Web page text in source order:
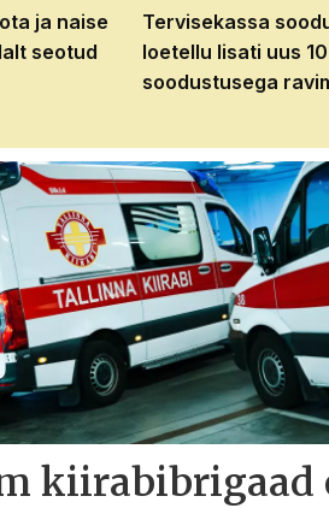
ja naise
seotud
Tervisekassa
loetellu lisati uus
soodustusega
kiirabibrigaad